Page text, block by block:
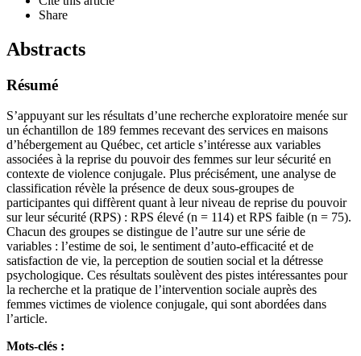
Share
Abstracts
Résumé
S’appuyant sur les résultats d’une recherche exploratoire menée sur
un échantillon de 189 femmes recevant des services en maisons
d’hébergement au Québec, cet article s’intéresse aux variables
associées à la reprise du pouvoir des femmes sur leur sécurité en
contexte de violence conjugale. Plus précisément, une analyse de
classification révèle la présence de deux sous-groupes de
participantes qui diffèrent quant à leur niveau de reprise du pouvoir
sur leur sécurité (RPS) : RPS élevé (n = 114) et RPS faible (n = 75).
Chacun des groupes se distingue de l’autre sur une série de
variables : l’estime de soi, le sentiment d’auto-efficacité et de
satisfaction de vie, la perception de soutien social et la détresse
psychologique. Ces résultats soulèvent des pistes intéressantes pour
la recherche et la pratique de l’intervention sociale auprès des
femmes victimes de violence conjugale, qui sont abordées dans
l’article.
Mots-clés :